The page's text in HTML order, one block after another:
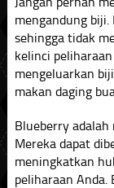
mengandung
sehingga tidak
kelinci
mengeluarkan
makan daging
Blueberry
Mereka dapat
meningkatkan
peliharaan Anda.